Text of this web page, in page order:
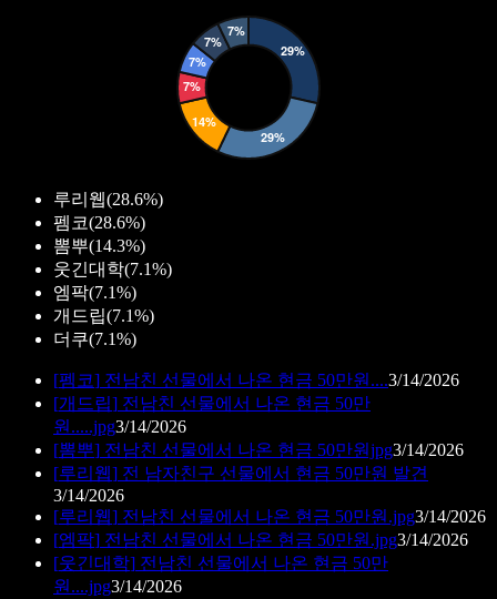
루리웹(28.6%)
펨코(28.6%)
뽐뿌(14.3%)
웃긴대학(7.1%)
엠팍(7.1%)
개드립(7.1%)
더쿠(7.1%)
[펨코] 전남친 선물에서 나온 현금 50만원....3/14/2026
[개드립] 전남친 선물에서 나온 현금 50만
원.....jpg3/14/2026
[뽐뿌] 전남친 선물에서 나온 현금 50만원jpg3/14/2026
[루리웹] 전 남자친구 선물에서 현금 50만원 발견
3/14/2026
[루리웹] 전남친 선물에서 나온 현금 50만원.jpg3/14/2026
[엠팍] 전남친 선물에서 나온 현금 50만원.jpg3/14/2026
[웃긴대학] 전남친 선물에서 나온 현금 50만
원....jpg3/14/2026